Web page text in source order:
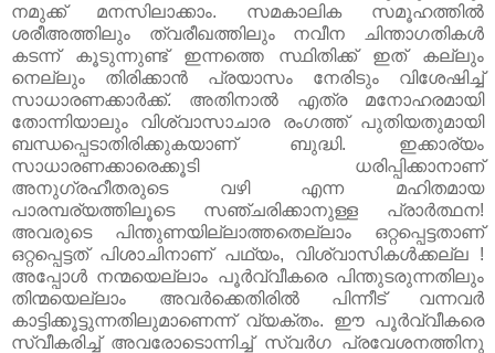
നമുക്ക്‌ മനസിലാക്കാം. സമകാലിക സമൂഹത്തിൽ
ശരീഅത്തിലും ത്വരീഖത്തിലും നവീന ചിന്താഗതികൾ
കടന്ന് കൂടുന്നുണ്ട്‌ ഇന്നത്തെ സ്ഥിതിക്ക്‌ ഇത്‌ കല്ലും
നെല്ലും തിരിക്കാൻ പ്രയാസം നേരിടും വിശേഷിച്ച്‌
സാധാരണക്കാർക്ക്‌. അതിനാൽ എത്ര മനോഹരമായി
തോന്നിയാലും വിശ്വാസാചാര രംഗത്ത്‌ പുതിയതുമായി
ബന്ധപ്പെടാതിരിക്കുകയാണ്‌ ബുദ്ധി. ഇക്കാര്യം
സാധാരണക്കാരെക്കൂടി ധരിപ്പിക്കാനാണ്‌
അനുഗ്രഹീതരുടെ വഴി എന്ന മഹിതമായ
പാരമ്പര്യത്തിലൂടെ സഞ്ചരിക്കാനുള്ള പ്രാർത്ഥന!
അവരുടെ പിന്തുണയില്ലാത്തതെല്ലാം ഒറ്റപ്പെട്ടതാണ്‌
ഒറ്റപ്പെട്ടത്‌ പിശാചിനാണ്‌ പഥ്യം, വിശ്വാസികൾക്കല്ല !
അപ്പോൾ നന്മയെല്ലാം പൂർവ്വീകരെ പിന്തുടരുന്നതിലും
തിന്മയെല്ലാം അവർക്കെതിരിൽ പിന്നീട്‌ വന്നവർ
കാട്ടിക്കൂട്ടുന്നതിലുമാണെന്ന് വ്യക്തം. ഈ പൂർവ്വീകരെ
സ്വീകരിച്ച്‌ അവരോടൊന്നിച്ച്‌ സ്വർഗ പ്രവേശനത്തിനു